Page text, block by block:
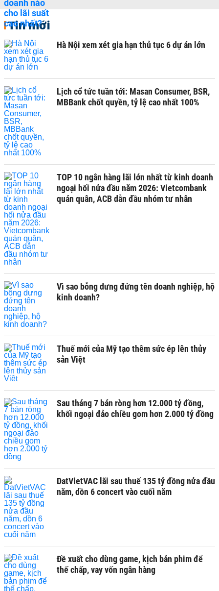
Tin mới
Hà Nội xem xét gia hạn thủ tục 6 dự án lớn
Lịch cổ tức tuần tới: Masan Consumer, BSR,
MBBank chốt quyền, tỷ lệ cao nhất 100%
TOP 10 ngân hàng lãi lớn nhất từ kinh doanh
ngoại hối nửa đầu năm 2026: Vietcombank
quán quân, ACB dẫn đầu nhóm tư nhân
Vì sao bỗng dưng đứng tên doanh nghiệp, hộ
kinh doanh?
Thuế mới của Mỹ tạo thêm sức ép lên thủy
sản Việt
Sau tháng 7 bán ròng hơn 12.000 tỷ đồng,
khối ngoại đảo chiều gom hơn 2.000 tỷ đồng
DatVietVAC lãi sau thuế 135 tỷ đồng nửa đầu
năm, dồn 6 concert vào cuối năm
Đề xuất cho dùng game, kịch bản phim để
thế chấp, vay vốn ngân hàng